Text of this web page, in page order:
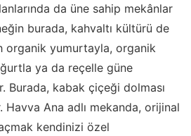
da üne sahip mekânlar
burada, kahvaltı kültürü de
organik yumurtayla, organik
ya da reçelle güne
Burada, kabak çiçeği dolması
Havva Ana adlı mekanda, orijinal
kendinizi özel